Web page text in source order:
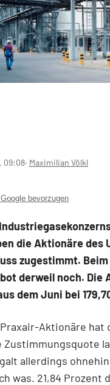
09:08‧ Maximilian Völkl
bevorzugen
die Aktionäre des
zugestimmt.
derweil noch.
dem Juni bei
Aktionäre
Zustimmungsquote
allerdings
was. 21,84 Prozent